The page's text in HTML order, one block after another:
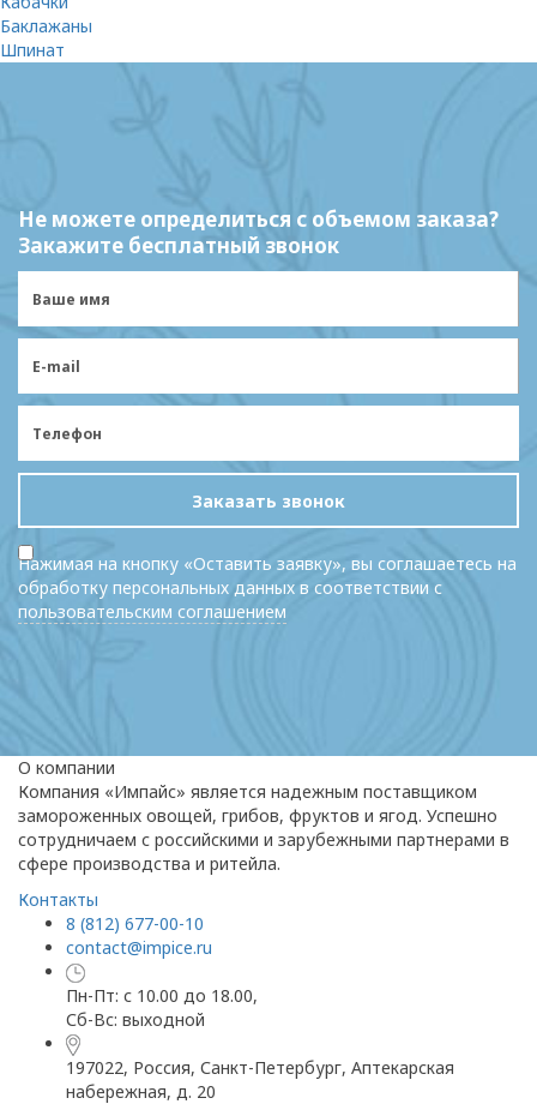
Баклажаны
Шпинат
Не можете определиться с объемом заказа?
Закажите бесплатный звонок
Заказать звонок
Нажимая на кнопку «Оставить заявку», вы соглашаетесь на
обработку персональных данных в соответствии с
пользовательским соглашением
О компании
Компания «Импайс» является надежным поставщиком
замороженных овощей, грибов, фруктов и ягод. Успешно
сотрудничаем с российскими и зарубежными партнерами в
сфере производства и ритейла.
Контакты
8 (812) 677-00-10
contact@impice.ru
Пн-Пт: с 10.00 до 18.00,
Сб-Вс: выходной
197022, Россия, Санкт-Петербург, Аптекарская
набережная, д. 20